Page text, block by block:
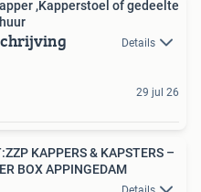
,Kapperstoel of gedeelte
Details
29 jul 26
KAPPERS & KAPSTERS –
BOX APPINGEDAM